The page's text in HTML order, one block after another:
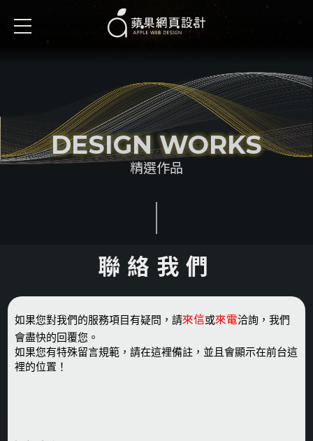
DESIGN WORKS
精選作品
聯絡我們
如果您對我們的服務項目有疑問，請來信或來電洽詢，我們
會盡快的回覆您。
如果您有特殊留言規範，請在這裡備註，並且會顯示在前台這
裡的位置！